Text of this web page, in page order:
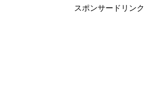
スポンサードリンク